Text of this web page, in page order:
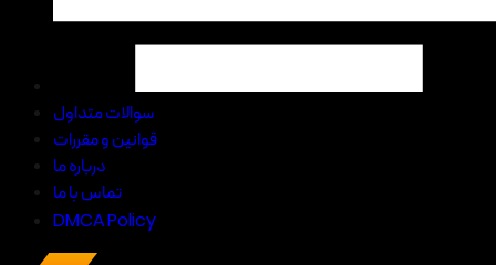
سوالات متداول
قوانین و مقررات
درباره ما
تماس با ما
DMCA Policy